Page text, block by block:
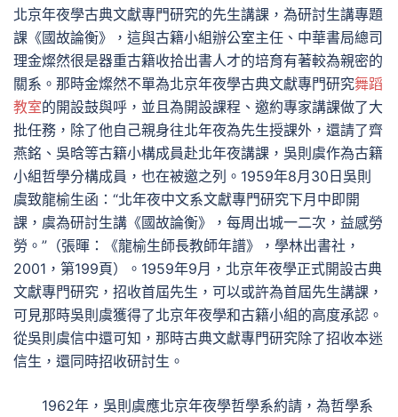
北京年夜學古典文獻專門研究的先生講課，為研討生講專題
課《國故論衡》，這與古籍小組辦公室主任、中華書局總司
理金燦然很是器重古籍收拾出書人才的培育有著較為親密的
關系。那時金燦然不單為北京年夜學古典文獻專門研究舞蹈
教室的開設鼓與呼，並且為開設課程、邀約專家講課做了大
批任務，除了他自己親身往北年夜為先生授課外，還請了齊
燕銘、吳晗等古籍小構成員赴北年夜講課，吳則虞作為古籍
小組哲學分構成員，也在被邀之列。1959年8月30日吳則
虞致龍榆生函：“北年夜中文系文獻專門研究下月中即開
課，虞為研討生講《國故論衡》，每周出城一二次，益感勞
勞。”（張暉：《龍榆生師長教師年譜》，學林出書社，
2001，第199頁）。1959年9月，北京年夜學正式開設古典
文獻專門研究，招收首屆先生，可以或許為首屆先生講課，
可見那時吳則虞獲得了北京年夜學和古籍小組的高度承認。
從吳則虞信中還可知，那時古典文獻專門研究除了招收本迷
信生，還同時招收研討生。
1962年，吳則虞應北京年夜學哲學系約請，為哲學系